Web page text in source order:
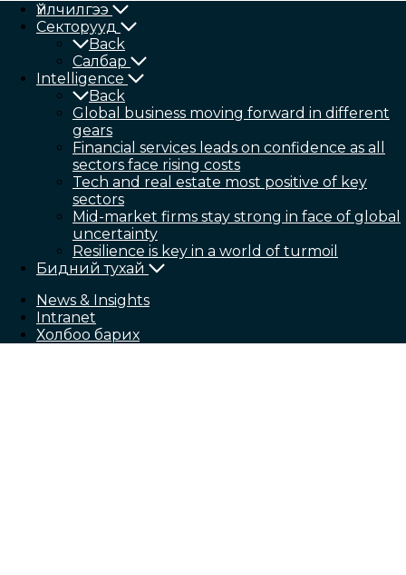
Үйлчилгээ
Секторууд
Back
Салбар
Intelligence
Back
Global business moving forward in different
gears
Financial services leads on confidence as all
sectors face rising costs
Tech and real estate most positive of key
sectors
Mid-market firms stay strong in face of global
uncertainty
Resilience is key in a world of turmoil
Бидний тухай
News & Insights
Intranet
Холбоо барих